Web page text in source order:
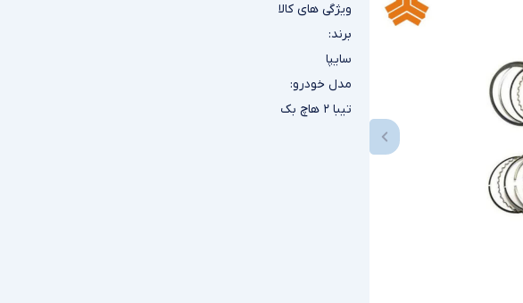
ویژگی های کالا
برند:
سایپا
مدل خودرو:
تیبا ۲ هاچ بک